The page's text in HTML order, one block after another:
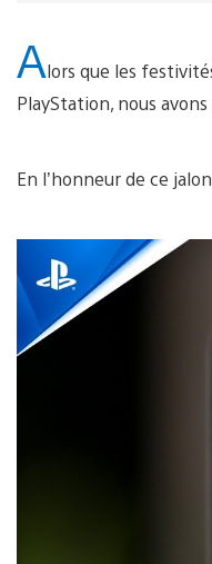
Alors que les
PlayStation, nous
En l’honneur de ce